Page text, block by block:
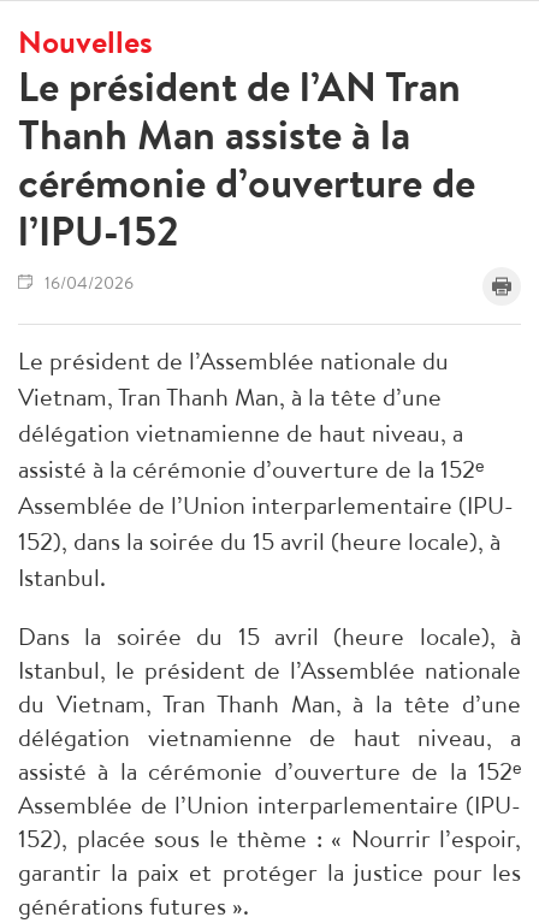
Nouvelles
Le président de l’AN Tran
Thanh Man assiste à la
cérémonie d’ouverture de
l’IPU-152
16/04/2026
Le président de l’Assemblée nationale du
Vietnam, Tran Thanh Man, à la tête d’une
délégation vietnamienne de haut niveau, a
assisté à la cérémonie d’ouverture de la 152ᵉ
Assemblée de l’Union interparlementaire (IPU-
152), dans la soirée du 15 avril (heure locale), à
Istanbul.
Dans la soirée du 15 avril (heure locale), à
Istanbul, le président de l’Assemblée nationale
du Vietnam, Tran Thanh Man, à la tête d’une
délégation vietnamienne de haut niveau, a
assisté à la cérémonie d’ouverture de la 152ᵉ
Assemblée de l’Union interparlementaire (IPU-
152), placée sous le thème : « Nourrir l’espoir,
garantir la paix et protéger la justice pour les
générations futures ».